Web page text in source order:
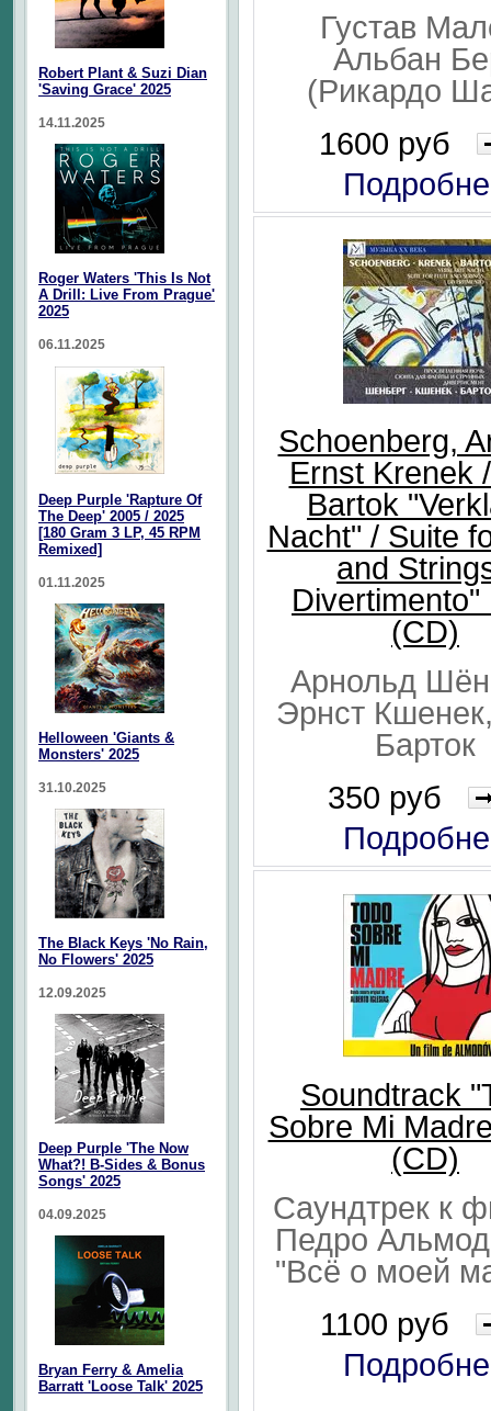
Густав
Альбан
(Рикардо
1600 руб
Schoenberg,
Ernst Krenek
Bartok
Nacht" / Suite
and
Divertimento"
(CD)
Арнольд
Эрнст
Барток
350 руб
Soundtrack
Sobre Mi
(CD)
Саундтрек к
Педро
"Всё о моей
1100 руб
Robert Plant & Suzi Dian
'Saving Grace' 2025
14.11.2025
Roger Waters 'This Is Not
A Drill: Live From Prague'
2025
06.11.2025
Deep Purple 'Rapture Of
The Deep' 2005 / 2025
[180 Gram 3 LP, 45 RPM
Remixed]
01.11.2025
Helloween 'Giants &
Monsters' 2025
31.10.2025
The Black Keys 'No Rain,
No Flowers' 2025
12.09.2025
Deep Purple 'The Now
What?! B-Sides & Bonus
Songs' 2025
04.09.2025
Bryan Ferry & Amelia
Barratt 'Loose Talk' 2025